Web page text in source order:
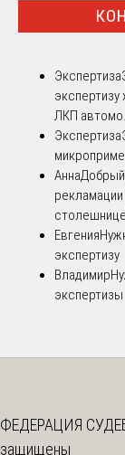
Экспертиза
ЛКП
Экспертиза
Анна
Евгения
экспертизу
Владимир
экспертизы
ФЕДЕРАЦИЯ
защищены